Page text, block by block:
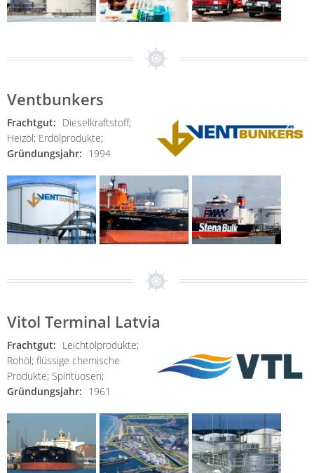
Ventbunkers
Frachtgut: Dieselkraftstoff;
Heizöl; Erdölprodukte;
Gründungsjahr: 1994
Vitol Terminal Latvia
Frachtgut: Leichtölprodukte;
Rohöl; flüssige chemische
Produkte; Spirituosen;
Gründungsjahr: 1961